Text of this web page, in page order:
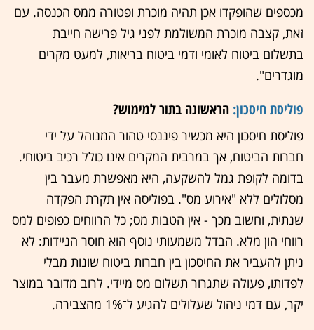
מכספים שהופקדו אכן תהיה מוכרת ופטורה ממס הכנסה. עם
זאת, קצבה מוכרת המשולמת לפני גיל פרישה חייבת
בתשלום ביטוח לאומי ודמי ביטוח בריאות, למעט מקרים
מוגדרים".
פוליסת חיסכון: הראשונה בתור למימוש?
פוליסת חיסכון היא מכשיר פיננסי טהור המנוהל על ידי
חברות הביטוח, אך במרבית המקרים אינו כולל רכיב ביטוחי.
בדומה לקופת גמל להשקעה, היא מאפשרת מעבר בין
מסלולים ללא "אירוע מס". בפוליסה אין תקרת הפקדה
שנתית, וחשוב מכך - אין הטבות מס; כל הרווחים כפופים למס
רווחי הון מלא. הבדל משמעותי נוסף הוא חוסר הניידות: לא
ניתן להעביר את החיסכון בין חברות ביטוח שונות מבלי
לפדותו, פעולה שתגרור תשלום מס מיידי. לרוב מדובר במוצר
יקר, עם דמי ניהול שעלולים להגיע ל־1% מהצבירה.